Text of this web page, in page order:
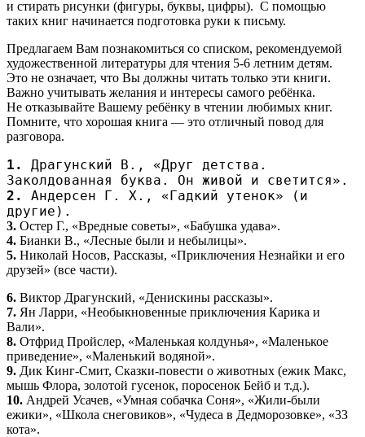
и стирать рисунки (фигуры, буквы, цифры). С помощью
таких книг начинается подготовка руки к письму.
Предлагаем Вам познакомиться со списком, рекомендуемой
художественной литературы для чтения 5-6 летним детям.
Это не означает, что Вы должны читать только эти книги.
Важно учитывать желания и интересы самого ребёнка.
Не отказывайте Вашему ребёнку в чтении любимых книг.
Помните, что хорошая книга — это отличный повод для
разговора.
1.
Драгунский В., «Друг детства.
Заколдованная буква. Он живой и светится».
2.
Андерсен Г. X., «Гадкий утенок» (и
другие).
3. Остер Г., «Вредные советы», «Бабушка удава».
4. Бианки В., «Лесные были и небылицы».
5. Николай Носов, Рассказы, «Приключения Незнайки и его
друзей» (все части).
6. Виктор Драгунский, «Денискины рассказы».
7. Ян Ларри, «Необыкновенные приключения Карика и
Вали».
8. Отфрид Пройслер, «Маленькая колдунья», «Маленькое
приведение», «Маленький водяной».
9. Дик Кинг-Смит, Сказки-повести о животных (ежик Макс,
мышь Флора, золотой гусенок, поросенок Бейб и т.д.).
10. Андрей Усачев, «Умная собачка Соня», «Жили-были
ежики», «Школа снеговиков», «Чудеса в Дедморозовке», «33
кота».